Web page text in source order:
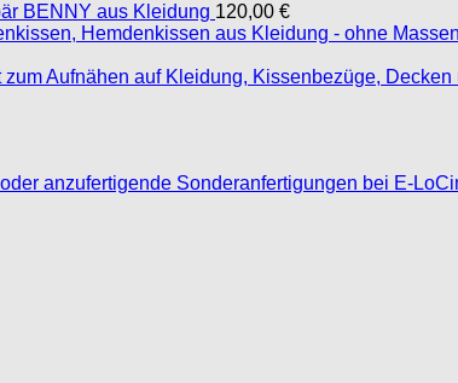
BENNY aus Kleidung 120,00 €